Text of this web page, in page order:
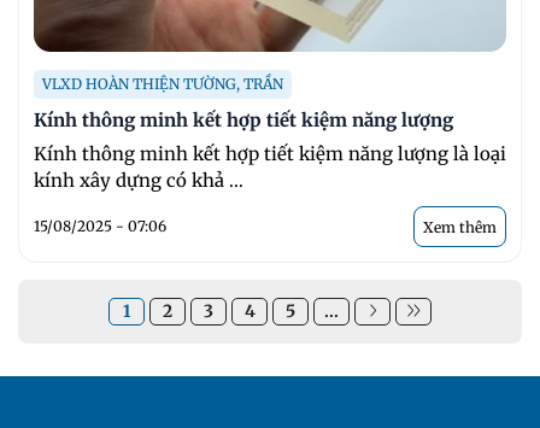
VLXD HOÀN THIỆN TƯỜNG, TRẦN
Kính thông minh kết hợp tiết kiệm năng lượng
Kính thông minh kết hợp tiết kiệm năng lượng là loại
kính xây dựng có khả ...
15/08/2025 - 07:06 Xem thêm
1 2 3 4 5 ...